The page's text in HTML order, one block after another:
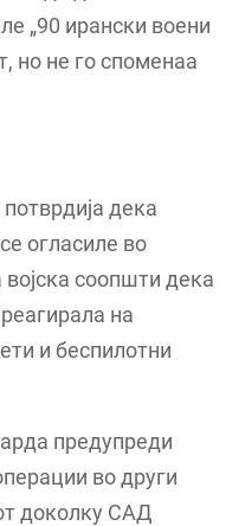
„90 ирански воени
но не го споменаа
дека
огласиле во
војска соопшти дека
на
и беспилотни
предупреди
во други
доколку САД